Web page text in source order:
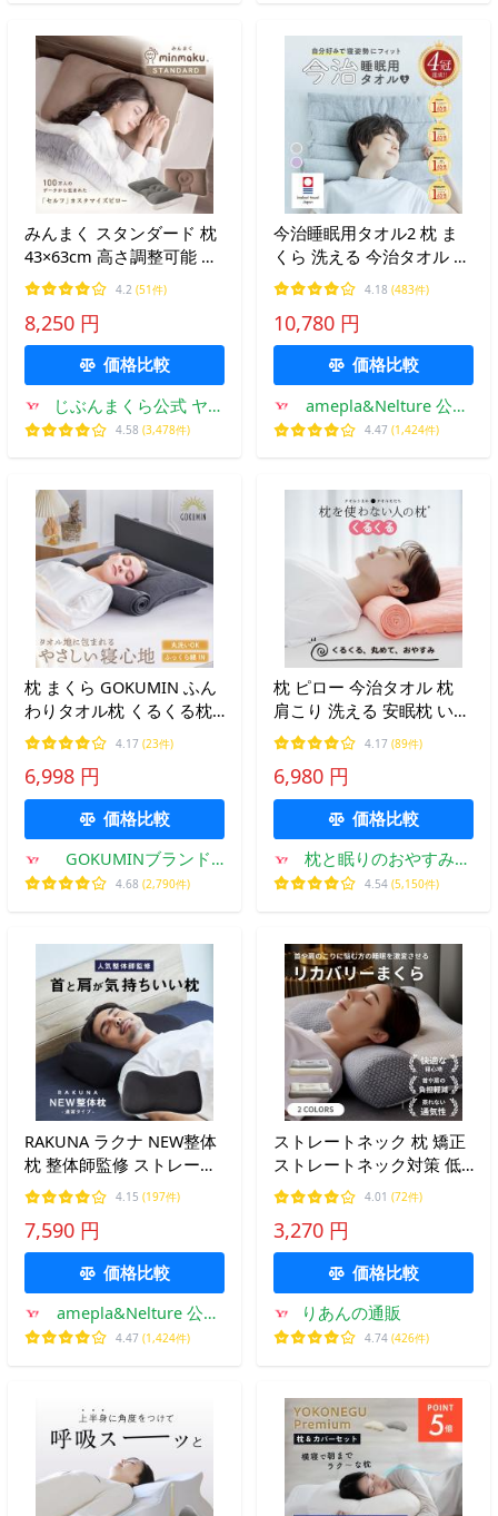
みんまく スタンダード 枕
43×63cm 高さ調整可能 仰
向け・横向き対応 首・肩
を支える やや硬め 洗える
快眠サポート
4.2 (51件)
8,250 円
価格比較
じぶんまくら公式 ヤフ
ー店
4.58 (3,478件)
今治睡眠用タオル2 枕 ま
くら 洗える 今治タオル 高
さ調節 低め 綿100％ 日本
製 国産 ネックピロー 夏
汗 グレー ラベンダー
4.18 (483件)
10,780 円
価格比較
amepla&Nelture 公式
ストア
4.47 (1,424件)
枕 まくら GOKUMIN ふん
わりタオル枕 くるくる枕
くるっとフィットタオルピ
ロー 頸椎ポール付き 丸洗
い 高さ調整 ロール枕 爆買
4.17 (23件)
6,998 円
価格比較
GOKUMINブランド
Yahoo!店
4.68 (2,790件)
枕 ピロー 今治タオル 枕
肩こり 洗える 安眠枕 いび
き 低め 低い枕 タオル枕
枕を使わない人の枕 くる
くる 敬老の日
4.17 (89件)
6,980 円
価格比較
枕と眠りのおやすみシ
ョップ!
4.54 (5,150件)
RAKUNA ラクナ NEW整体
枕 整体師監修 ストレート
ネック 肩こり 高さ調整 コ
ンパクト 枕 まくら
4.15 (197件)
7,590 円
価格比較
amepla&Nelture 公式
ストア
4.47 (1,424件)
ストレートネック 枕 矯正
ストレートネック対策 低
反発 肩こり 頸椎ケア枕 横
向き 低反発枕 ギフト まく
ら マクラ 安眠枕 首こり
爆買 お中元
4.01 (72件)
3,270 円
価格比較
りあんの通販
4.74 (426件)